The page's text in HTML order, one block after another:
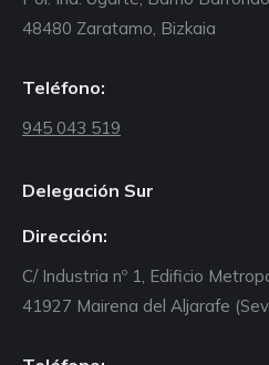
48480 Zaratamo, Bizkaia
Teléfono:
945 043 519
Delegación Sur
Dirección:
C/ Industria nº 1, Edificio
41927 Mairena del Aljarafe